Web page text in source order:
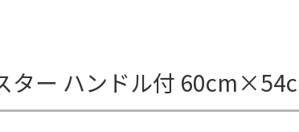
ター ハンドル付